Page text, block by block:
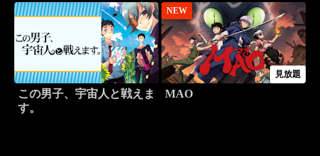
この男子、宇宙人と戦えま
す。
NEW
見放題
MAO